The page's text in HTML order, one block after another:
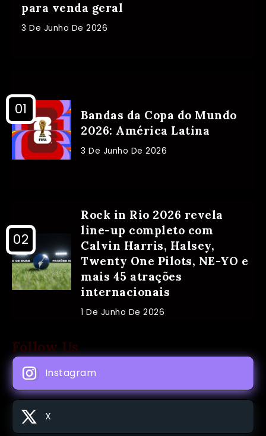
para venda geral
3 De Junho De 2026
Bandas da Copa do Mundo
2026: América Latina
3 De Junho De 2026
Rock in Rio 2026 revela
line-up completo com
Calvin Harris, Halsey,
Twenty One Pilots, NE-YO e
mais 45 atrações
internacionais
1 De Junho De 2026
Follow Us
Instagram
X